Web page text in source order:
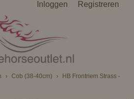
Inloggen Registreren
› Cob (38-40cm) ›
HB Frontriem Strass -